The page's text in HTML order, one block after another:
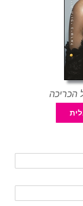
הכריכה